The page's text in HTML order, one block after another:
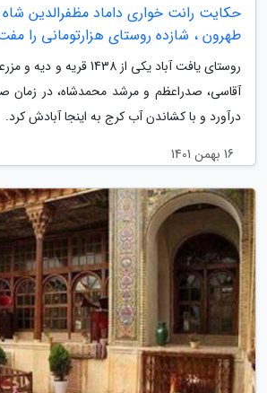
حکایت رانت خواری داماد مظفرالدین
طهرون ، شازده روستای هزارتومانی را
روستای یافت آباد یکی از
آقاسی، صدراعظم و مرشد محمدشاه، در
درآورد و با کشاندن آب کرج به اینجا آبادش کرد.
16 بهمن 1401